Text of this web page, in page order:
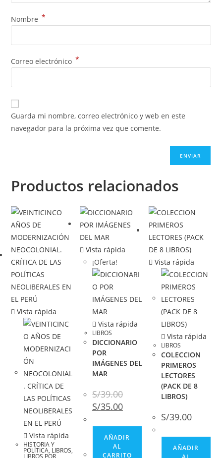
Nombre *
Correo electrónico *
Guarda mi nombre, correo electrónico y web en este
navegador para la próxima vez que comente.
Productos relacionados
Vista rápida
Vista rápida
HISTORIA Y
POLÍTICA, LIBROS,
LIBROS POR
Vista rápida
¡Oferta!
Vista rápida
LIBROS
DICCIONARIO
POR
IMÁGENES DEL
MAR
S/39.00
S/35.00
AÑADIR
AL
CARRITO
Vista rápida
Vista rápida
LIBROS
COLECCION
PRIMEROS
LECTORES
(PACK DE 8
LIBROS)
S/39.00
AÑADIR